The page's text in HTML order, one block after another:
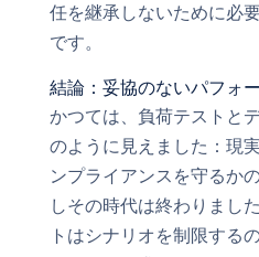
任を継承しないために必
です。
結論：妥協のないパフォ
かつては、負荷テストと
のように見えました：現
ンプライアンスを守るか
しその時代は終わりまし
トはシナリオを制限する